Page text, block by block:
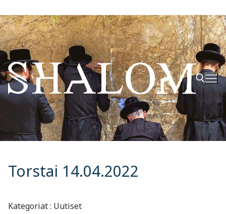
Hyppää
sisältöön
Hae:
Torstai 14.04.2022
Kategoriat : Uutiset